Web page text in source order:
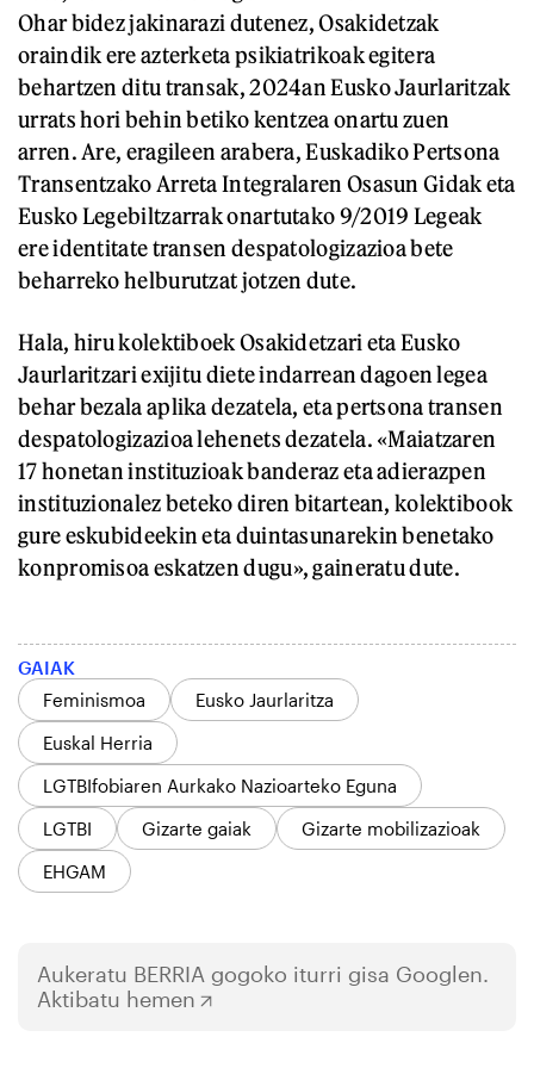
Ohar bidez jakinarazi dutenez, Osakidetzak
oraindik ere azterketa psikiatrikoak egitera
behartzen ditu transak, 2024an Eusko Jaurlaritzak
urrats hori behin betiko kentzea onartu zuen
arren. Are, eragileen arabera, Euskadiko Pertsona
Transentzako Arreta Integralaren Osasun Gidak eta
Eusko Legebiltzarrak onartutako 9/2019 Legeak
ere identitate transen despatologizazioa bete
beharreko helburutzat jotzen dute.
Hala, hiru kolektiboek Osakidetzari eta Eusko
Jaurlaritzari exijitu diete indarrean dagoen legea
behar bezala aplika dezatela, eta pertsona transen
despatologizazioa lehenets dezatela. «Maiatzaren
17 honetan instituzioak banderaz eta adierazpen
instituzionalez beteko diren bitartean, kolektibook
gure eskubideekin eta duintasunarekin benetako
konpromisoa eskatzen dugu», gaineratu dute.
GAIAK
Feminismoa
Eusko Jaurlaritza
Euskal Herria
LGTBIfobiaren Aurkako Nazioarteko Eguna
LGTBI
Gizarte gaiak
Gizarte mobilizazioak
EHGAM
Aukeratu BERRIA gogoko iturri gisa Googlen.
Aktibatu hemen